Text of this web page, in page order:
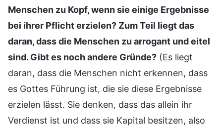
Menschen zu Kopf, wenn sie einige Ergebnisse
bei ihrer Pflicht erzielen? Zum Teil liegt das
daran, dass die Menschen zu arrogant und eitel
sind. Gibt es noch andere Gründe? (Es liegt
daran, dass die Menschen nicht erkennen, dass
es Gottes Führung ist, die sie diese Ergebnisse
erzielen lässt. Sie denken, dass das allein ihr
Verdienst ist und dass sie Kapital besitzen, also